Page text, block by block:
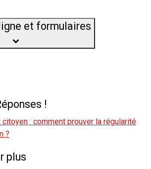
et formulaires
!
citoyen : comment prouver la régularité
?
plus